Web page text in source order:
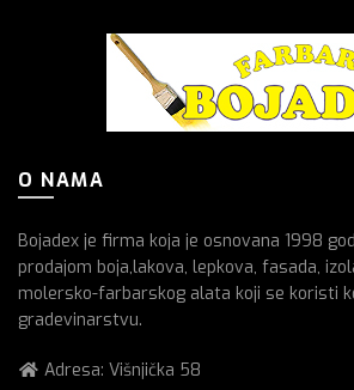
O NAMA
Bojadex je firma koja je osnovana 1998
prodajom boja,lakova, lepkova, fasada,
molersko-farbarskog alata koji se koristi
gradevinarstvu.
Adresa: Višnjička 58